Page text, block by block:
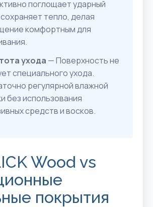
поглощает ударный
тепло, делая
комфортным для
ухода — Поверхность не
специального ухода.
регулярной влажной
без использования
средств и восков.
Wood vs
покрытия